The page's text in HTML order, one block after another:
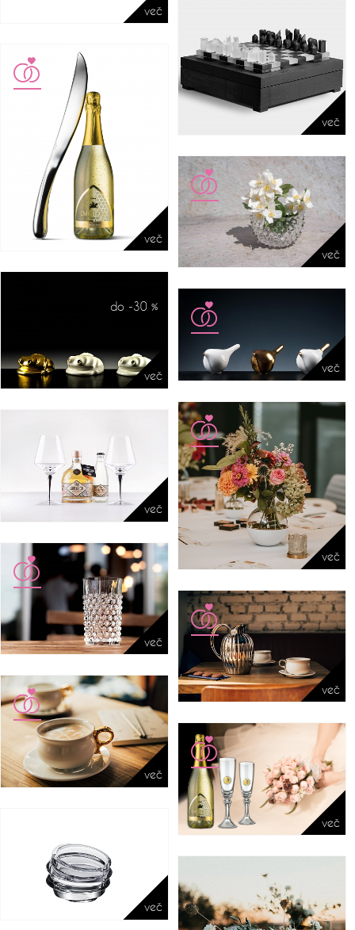
več
več
do -30 %
več
več
več
več
več
več
več
več
več
več
več